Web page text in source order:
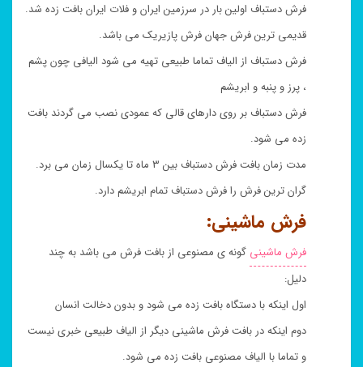
فرش دستباف اولین بار در سرزمین ایران و فلات ایران بافت زده شد.
قدیمی ترین فرش جهان فرش پازیریک می باشد.
فرش دستباف از الیاف تماما طبیعی تهیه می شود الیافی چون پشم
، پرز و پنبه و ابریشم
فرش دستباف بر روی دارهای قالی که عمودی نصب می گردند بافت
زده می شود.
مدت زمان بافت فرش دستباف بین ۳ ماه تا یکسال زمان می برد.
گران ترین فرش را فرش دستباف تمام ابریشم دارد.
فرش ماشینی:
فرش ماشینی گونه ی مصنوعی از بافت فرش می باشد به چند
دلیل:
اول اینکه با دستگاه بافت زده می شود و بدون دخالت انسان
دوم اینکه در بافت فرش ماشینی دیگر از الیاف طبیعی خبری نیست
و تماما با الیاف مصنوعی بافت زده می شود.